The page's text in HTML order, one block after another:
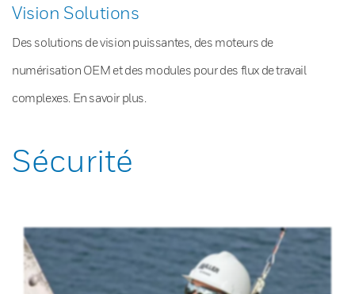
Vision Solutions
Des solutions de vision puissantes, des moteurs de
numérisation OEM et des modules pour des flux de travail
complexes. En savoir plus.
Sécurité